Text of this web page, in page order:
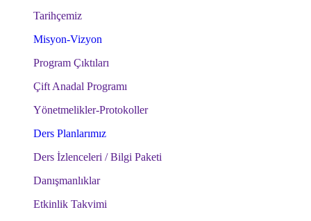
Tarihçemiz
Misyon-Vizyon
Program Çıktıları
Çift Anadal Programı
Yönetmelikler-Protokoller
Ders Planlarımız
Ders İzlenceleri / Bilgi Paketi
Danışmanlıklar
Etkinlik Takvimi